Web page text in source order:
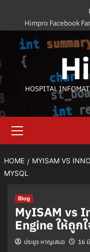
content
Himpro Facebook
HOSPITAL
Menu
HOME
MYISAM VS
MYSQL
Blog
MyISAM vs
Engine ให้ถูก
ประยูร หาญเสมอ 16